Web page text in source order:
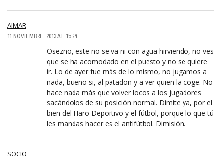
AIMAR
11 NOVIEMBRE, 2013 AT 15:24
Osezno, este no se va ni con agua hirviendo, no ves
que se ha acomodado en el puesto y no se quiere
ir. Lo de ayer fue más de lo mismo, no jugamos a
nada, bueno si, al patadon y a ver quien la coge. No
hace nada más que volver locos a los jugadores
sacándolos de su posición normal. Dimite ya, por el
bien del Haro Deportivo y el fútbol, porque lo que tú
les mandas hacer es el antifútbol. Dimisión.
SOCIO